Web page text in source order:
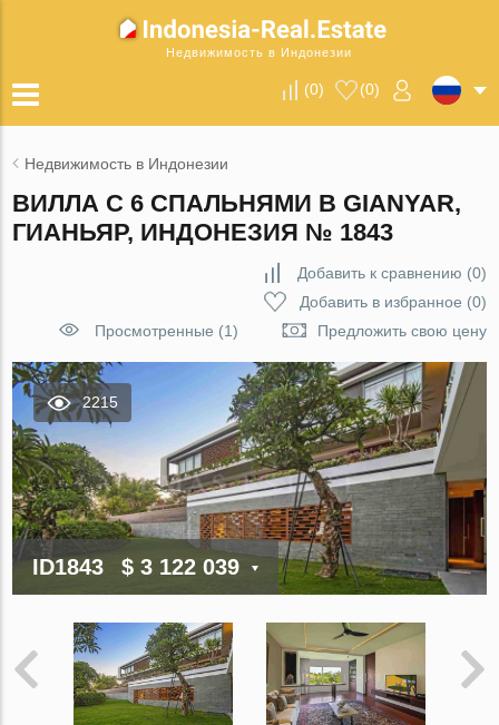
Недвижимость в Индонезии
(0) (0)
Недвижимость в Индонезии
ВИЛЛА С 6 СПАЛЬНЯМИ В GIANYAR,
ГИАНЬЯР, ИНДОНЕЗИЯ № 1843
Добавить к сравнению (0)
Добавить в избранное (0)
Просмотренные (1)
Предложить свою цену
2215
ID1843 $ 3 122 039